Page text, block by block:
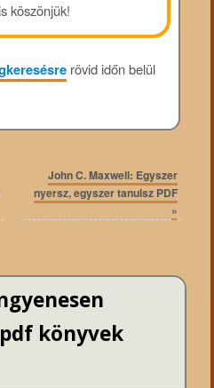
köszönjük!
rövid időn belül
John C. Maxwell: Egyszer
nyersz, egyszer tanulsz PDF
»
könyvek